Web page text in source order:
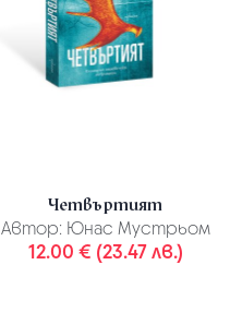
Четвъртият
Автор: Юнас Мустрьом
12.00 € (23.47 лв.)